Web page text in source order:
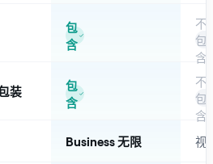
包
含
不
包
含
装
包
含
不
包
含
Business 无限 视